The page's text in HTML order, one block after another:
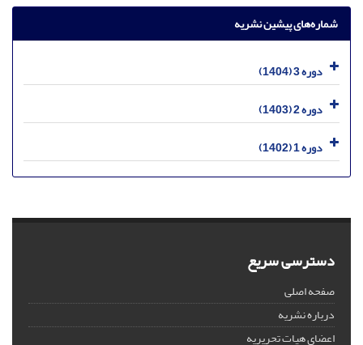
شماره‌های پیشین نشریه
دوره 3 (1404)
دوره 2 (1403)
دوره 1 (1402)
دسترسی سریع
صفحه اصلی
درباره نشریه
اعضای هیات تحریریه